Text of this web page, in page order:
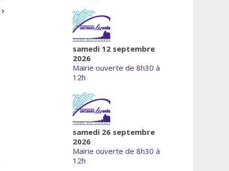
samedi 12 septembre
2026
Mairie ouverte de 8h30 à
12h
samedi 26 septembre
2026
Mairie ouverte de 8h30 à
12h